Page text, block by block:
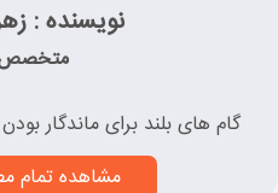
نویسنده :
متخصص
گام های بلند برای ماندگار
مشاهده تمام